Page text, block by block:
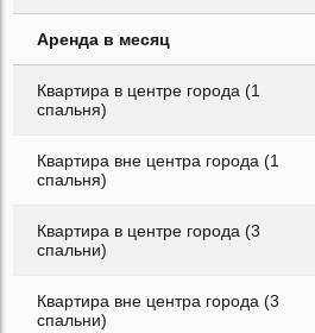
Аренда в месяц
Квартира в центре города (1
спальня)
Квартира вне центра города (1
спальня)
Квартира в центре города (3
спальни)
Квартира вне центра города (3
спальни)